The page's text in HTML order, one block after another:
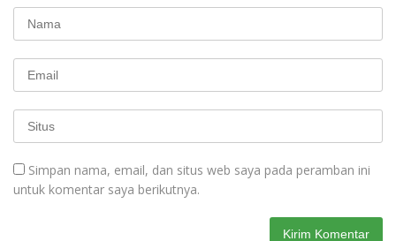
Simpan nama, email, dan situs web saya pada peramban ini
untuk komentar saya berikutnya.